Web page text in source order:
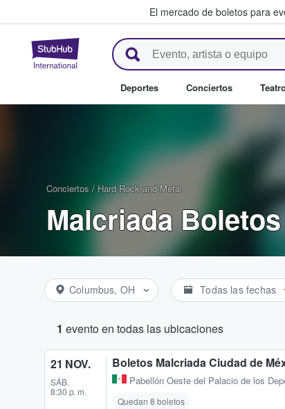
El mercado de boletos para
StubHub: donde los fans
Deportes Conciertos
Conciertos / Hard Rock and Metal
Malcriada Boletos
Columbus, OH Todas las fechas
1 evento en todas las ubicaciones
21 NOV.
SÁB.
8:30 p. m.
Boletos Malcriada Ciudad de
Pabellón Oeste del Palacio de los
Quedan 8 boletos